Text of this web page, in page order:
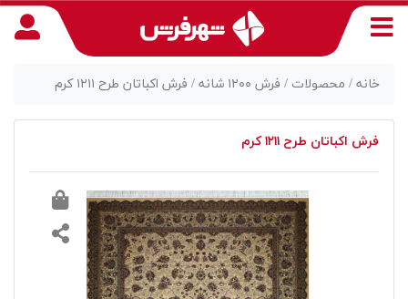
دسترسی
خانه / محصولات / فرش ۱۲۰۰ شانه / فرش اکباتان طرح ۱۲۱۱ کرم
فرش اکباتان طرح ۱۲۱۱ کرم